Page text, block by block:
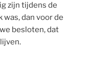
zijn tijdens de
dan voor de
besloten, dat